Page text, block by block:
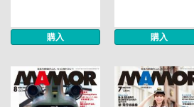
購入 購入